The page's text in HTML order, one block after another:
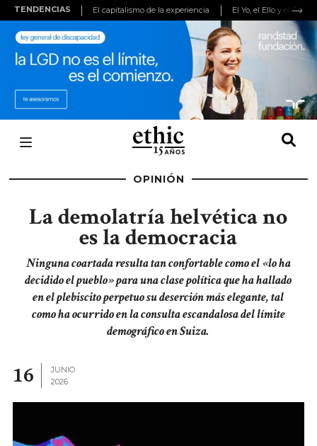
TENDENCIAS El capitalismo de la experiencia El Yo, el Ello y el
OPINIÓN
La demolatría helvética no
es la democracia
Ninguna coartada resulta tan confortable como el «lo ha
decidido el pueblo» para una clase política que ha hallado
en el plebiscito perpetuo su deserción más elegante, tal
como ha ocurrido en la consulta escandalosa del límite
demográfico en Suiza.
16
JUNIO
2026
window.adsbygoogle